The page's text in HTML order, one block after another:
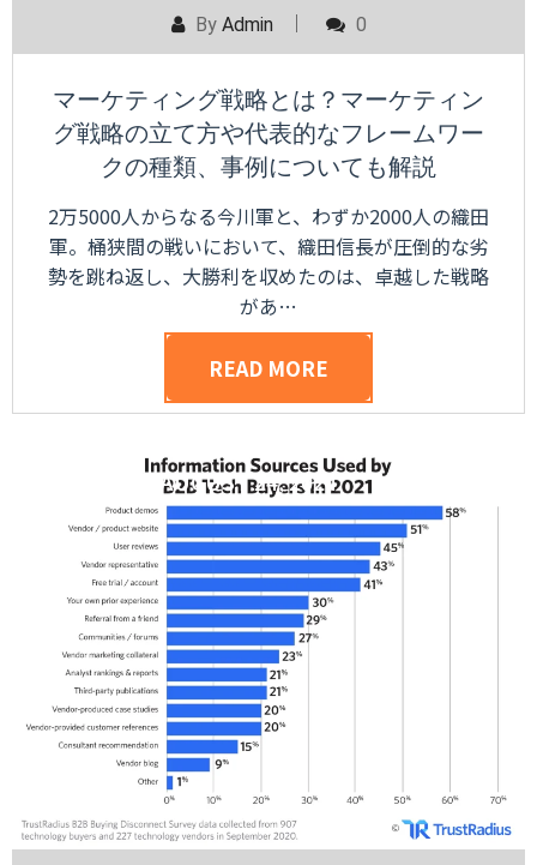
By Admin 0
マーケティング戦略とは？マーケティン
グ戦略の立て方や代表的なフレームワー
クの種類、事例についても解説
2万5000人からなる今川軍と、わずか2000人の織田
軍。桶狭間の戦いにおいて、織田信長が圧倒的な劣
勢を跳ね返し、大勝利を収めたのは、卓越した戦略
があ…
READ MORE
POSTED ONAUGUST 24, 2024